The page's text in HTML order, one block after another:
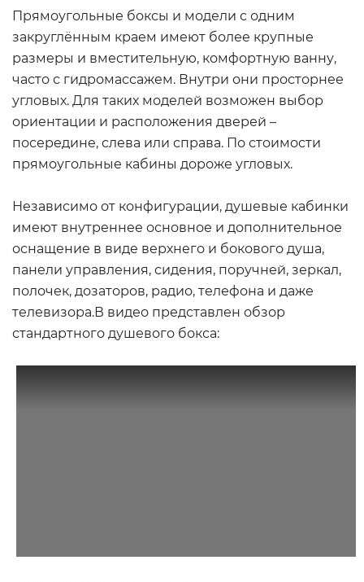
Прямоугольные боксы и модели с одним
закруглённым краем имеют более крупные
размеры и вместительную, комфортную ванну,
часто с гидромассажем. Внутри они просторнее
угловых. Для таких моделей возможен выбор
ориентации и расположения дверей –
посередине, слева или справа. По стоимости
прямоугольные кабины дороже угловых.
Независимо от конфигурации, душевые кабинки
имеют внутреннее основное и дополнительное
оснащение в виде верхнего и бокового душа,
панели управления, сидения, поручней, зеркал,
полочек, дозаторов, радио, телефона и даже
телевизора.В видео представлен обзор
стандартного душевого бокса: